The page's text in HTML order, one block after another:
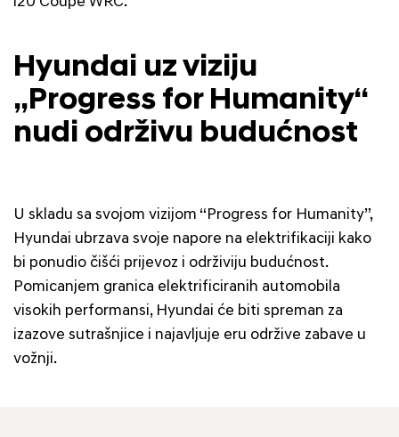
Hyundai uz viziju
„Progress for Humanity“
nudi održivu budućnost
U skladu sa svojom vizijom “Progress for Humanity”,
Hyundai ubrzava svoje napore na elektrifikaciji kako
bi ponudio čišći prijevoz i održiviju budućnost.
Pomicanjem granica elektrificiranih automobila
visokih performansi, Hyundai će biti spreman za
izazove sutrašnjice i najavljuje eru održive zabave u
vožnji.